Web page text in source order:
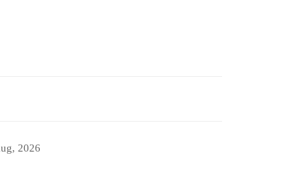
2026